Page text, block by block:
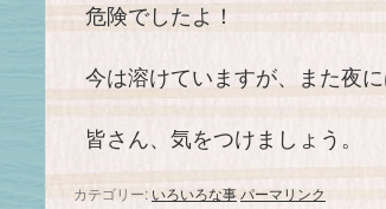
危険でしたよ！
今は溶けていますが、また夜
皆さん、気をつけましょう。
カテゴリー: いろいろな事パーマリンク